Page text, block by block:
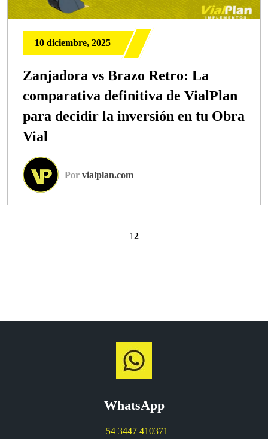
10 diciembre, 2025
Zanjadora vs Brazo Retro: La
comparativa definitiva de VialPlan
para decidir la inversión en tu Obra
Vial
Por vialplan.com
12
WhatsApp
+54 3447 410371